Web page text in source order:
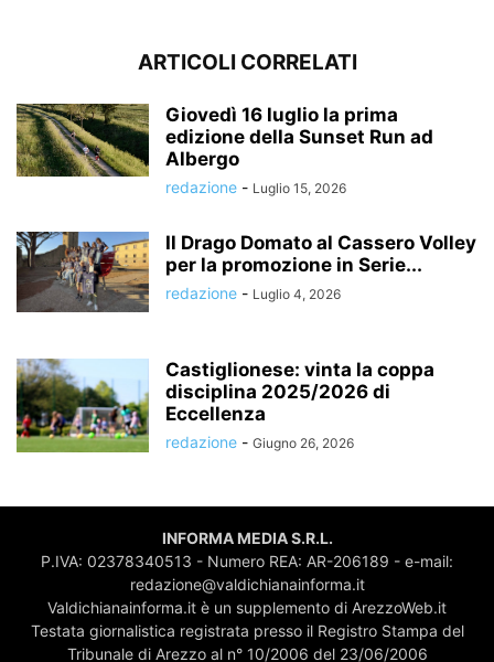
ARTICOLI CORRELATI
Giovedì 16 luglio la prima
edizione della Sunset Run ad
Albergo
redazione - Luglio 15, 2026
Il Drago Domato al Cassero Volley
per la promozione in Serie...
redazione - Luglio 4, 2026
Castiglionese: vinta la coppa
disciplina 2025/2026 di
Eccellenza
redazione - Giugno 26, 2026
INFORMA MEDIA S.R.L.
P.IVA: 02378340513 - Numero REA: AR-206189 - e-mail:
redazione@valdichianainforma.it
Valdichianainforma.it è un supplemento di ArezzoWeb.it
Testata giornalistica registrata presso il Registro Stampa del
Tribunale di Arezzo al n° 10/2006 del 23/06/2006